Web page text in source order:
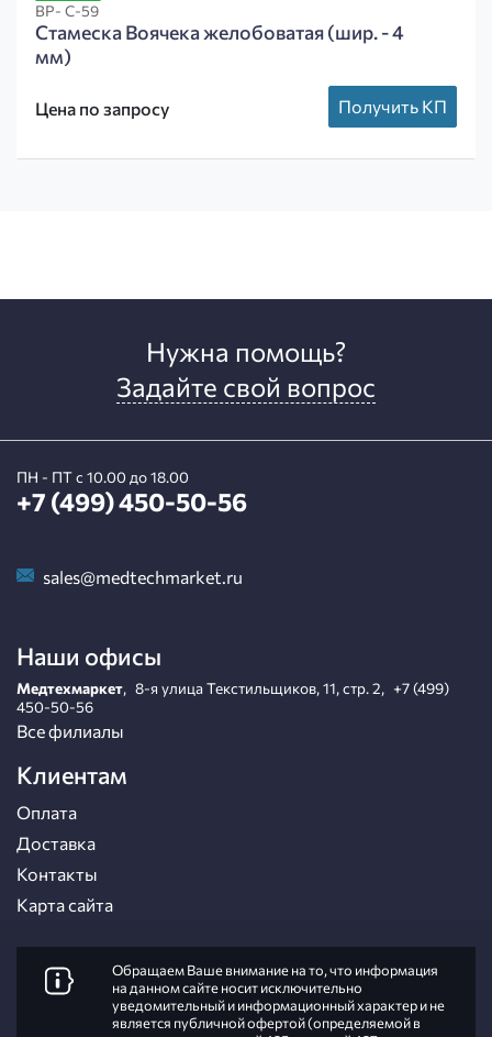
ВР- С-59
Стамеска Воячека желобоватая (шир. - 4
мм)
Цена по запросу Получить КП
Нужна помощь?
Задайте свой вопрос
ПН - ПТ с 10.00 до 18.00
+7 (499) 450-50-56
sales@medtechmarket.ru
Наши офисы
Медтехмаркет, 8-я улица Текстильщиков, 11, стр. 2, +7 (499)
450-50-56
Все филиалы
Клиентам
Оплата
Доставка
Контакты
Карта сайта
Обращаем Ваше внимание на то, что информация
на данном сайте носит исключительно
уведомительный и информационный характер и не
является публичной офертой (определяемой в